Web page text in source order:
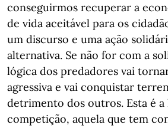
conseguirmos recuperar a
de vida aceitável para os
um discurso e uma ação
alternativa. Se não for com a
lógica dos predadores vai
agressiva e vai conquistar
detrimento dos outros. Esta é a
competição, aquela que tem